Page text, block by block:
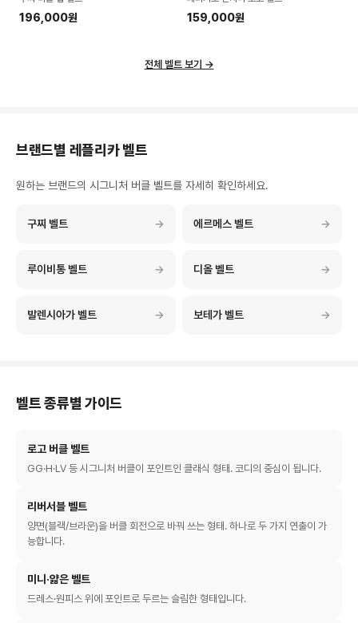
196,000원 159,000원
전체 벨트 보기 →
브랜드별 레플리카 벨트
원하는 브랜드의 시그니처 버클 벨트를 자세히 확인하세요.
구찌 벨트 → 에르메스벨트 →
루이비통벨트 → 디올벨트 →
발렌시아가벨트 → 보테가벨트 →
벨트 종류별 가이드
로고 버클 벨트
GG·H·LV 등 시그니처 버클이 포인트인 클래식 형태. 코디의 중심이 됩니다.
리버서블 벨트
양면(블랙/브라운)을 버클 회전으로 바꿔 쓰는 형태. 하나로 두 가지 연출이 가
능합니다.
미니·얇은 벨트
드레스·원피스 위에 포인트로 두르는 슬림한 형태입니다.